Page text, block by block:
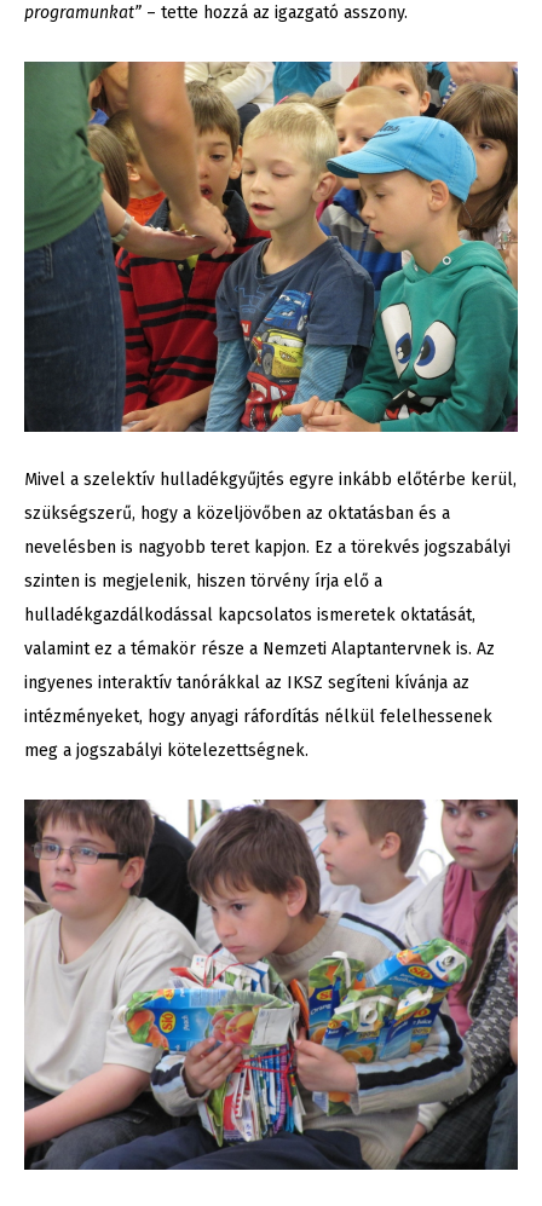
programunkat” – tette hozzá az igazgató asszony.
Mivel a szelektív hulladékgyűjtés egyre inkább előtérbe kerül,
szükségszerű, hogy a közeljövőben az oktatásban és a
nevelésben is nagyobb teret kapjon. Ez a törekvés jogszabályi
szinten is megjelenik, hiszen törvény írja elő a
hulladékgazdálkodással kapcsolatos ismeretek oktatását,
valamint ez a témakör része a Nemzeti Alaptantervnek is. Az
ingyenes interaktív tanórákkal az IKSZ segíteni kívánja az
intézményeket, hogy anyagi ráfordítás nélkül felelhessenek
meg a jogszabályi kötelezettségnek.